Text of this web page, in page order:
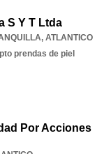
S Y T Ltda
, ATLANTICO
prendas de piel
Por Acciones